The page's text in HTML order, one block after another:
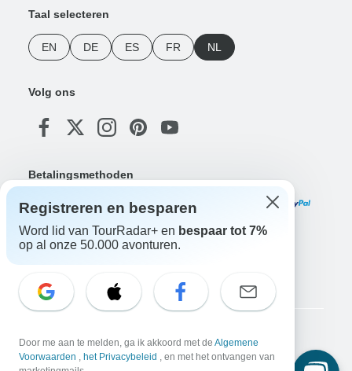
Taal selecteren
EN DE ES FR NL
Volg ons
Betalingsmethoden
Juridische kennisgeving
Privacybeleid
Cookies
Registreren en besparen
Word lid van TourRadar+ en bespaar tot 7%
op al onze 50.000 avonturen.
Door me aan te melden, ga ik akkoord met de Algemene
Voorwaarden , het Privacybeleid , en met het ontvangen van